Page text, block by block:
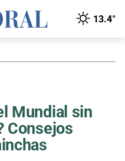
13.4°
Mundial sin
Consejos